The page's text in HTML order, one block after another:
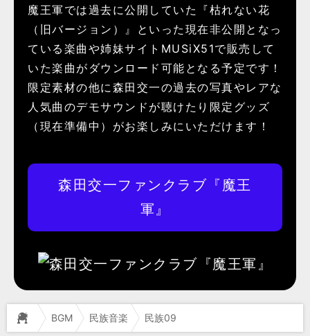
魔王軍では過去に公開していた『枯れない花
（旧バージョン）』といった現在非公開となっ
ている楽曲や姉妹サイトMUSiX51で販売して
いた楽曲がダウンロード可能となる予定です！
限定素材の他に森田交一の過去の写真やレアな
人気曲のデモサウンドが聴けたり限定グッズ
（現在準備中）がお楽しみにいただけます！
森田交一ファンクラブ『魔王
軍』
BGM 民族音楽 民族09